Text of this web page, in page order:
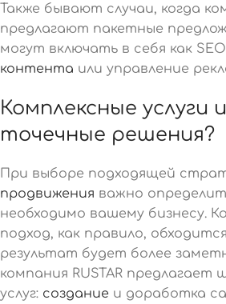
Также бывают случаи, когда
предлагают пакетные
могут включать в себя как
контента или управление
Комплексные услуги
точечные решения?
При выборе подходящей
продвижения важно
необходимо вашему бизнесу.
подход, как правило,
результат будет более
компания RUSTAR предлагает
услуг: создание и доработка